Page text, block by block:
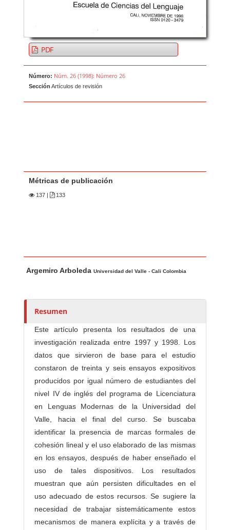
PDF
Número: Núm. 26 (1998): Número 26
Sección Artículos de revisión
Métricas de publicación
137 | 133
u
o
e
Argemiro ArboledaUniversidad del Valle - Cali Colombia
Resumen
Este artículo presenta los resultados de una
investigación realizada entre 1997 y 1998. Los
datos que sirvieron de base para el estudio
constaron de treinta y seis ensayos expositivos
producidos por igual número de estudiantes del
nivel IV de inglés del programa de Licenciatura
en Lenguas Modernas de la Universidad del
Valle, hacia el final del curso. Se buscaba
identificar la presencia de marcas formales de
cohesión lineal y el uso elaborado de las mismas
en los ensayos, después de haber enseñado el
uso de tales dispositivos. Los resultados
muestran que aún persisten dificultades en el
uso adecuado de estos recursos. Se sugiere la
necesidad de trabajar sistemáticamente estos
mecanismos de manera explícita y a través de